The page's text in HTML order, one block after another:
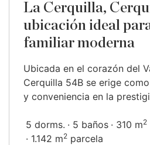
La Cerquilla,
ubicación ideal
familiar moderna
Ubicada en el corazón del
Cerquilla 54B se erige
y conveniencia en la
5 dorms. 5 baños 310 m2
1.142 m2 parcela